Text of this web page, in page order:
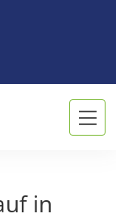
in